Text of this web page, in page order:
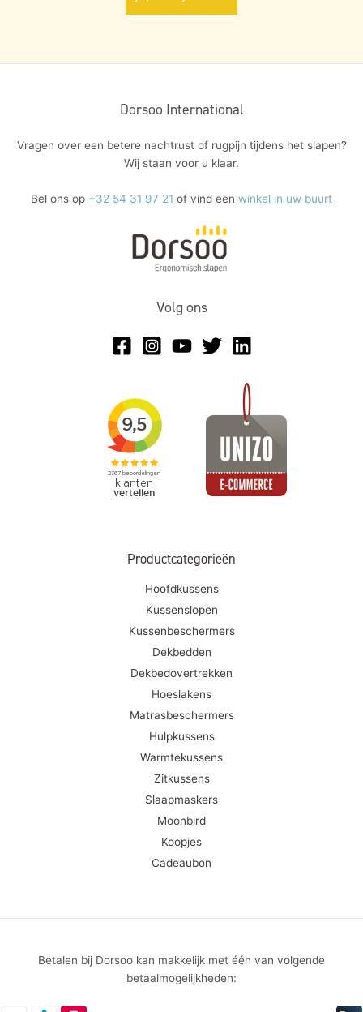
Dorsoo International
Vragen over een betere nachtrust of rugpijn tijdens het slapen?
Wij staan voor u klaar.
Bel ons op +32 54 31 97 21 of vind een winkel in uw buurt
Volg ons
Productcategorieën
Hoofdkussens
Kussenslopen
Kussenbeschermers
Dekbedden
Dekbedovertrekken
Hoeslakens
Matrasbeschermers
Hulpkussens
Warmtekussens
Zitkussens
Slaapmaskers
Moonbird
Koopjes
Cadeaubon
Betalen bij Dorsoo kan makkelijk met één van volgende
betaalmogelijkheden: